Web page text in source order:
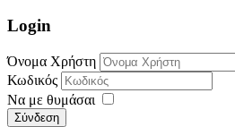
Login
Όνομα Χρήστη
Κωδικός
Να με θυμάσαι
Σύνδεση